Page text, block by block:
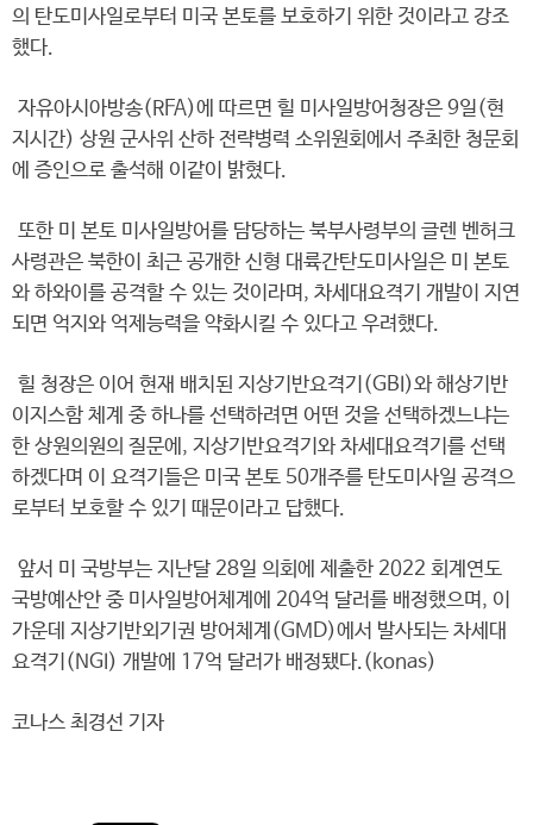
의 탄도미사일로부터 미국 본토를 보호하기 위한 것이라고 강조
했다.
자유아시아방송(RFA)에 따르면 힐 미사일방어청장은 9일(현
지시간) 상원 군사위 산하 전략병력 소위원회에서 주최한 청문회
에 증인으로 출석해 이같이 밝혔다.
또한 미 본토 미사일방어를 담당하는 북부사령부의 글렌 벤허크
사령관은 북한이 최근 공개한 신형 대륙간탄도미사일은 미 본토
와 하와이를 공격할 수 있는 것이라며, 차세대요격기 개발이 지연
되면 억지와 억제능력을 약화시킬 수 있다고 우려했다.
힐 청장은 이어 현재 배치된 지상기반요격기(GBI)와 해상기반
이지스함 체계 중 하나를 선택하려면 어떤 것을 선택하겠느냐는
한 상원의원의 질문에, 지상기반요격기와 차세대요격기를 선택
하겠다며 이 요격기들은 미국 본토 50개주를 탄도미사일 공격으
로부터 보호할 수 있기 때문이라고 답했다.
앞서 미 국방부는 지난달 28일 의회에 제출한 2022 회계연도
국방예산안 중 미사일방어체계에 204억 달러를 배정했으며, 이
가운데 지상기반외기권 방어체계(GMD)에서 발사되는 차세대
요격기(NGI) 개발에 17억 달러가 배정됐다.(konas)
코나스 최경선 기자